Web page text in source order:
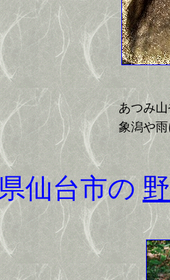
あつみ
象潟や
仙台市の